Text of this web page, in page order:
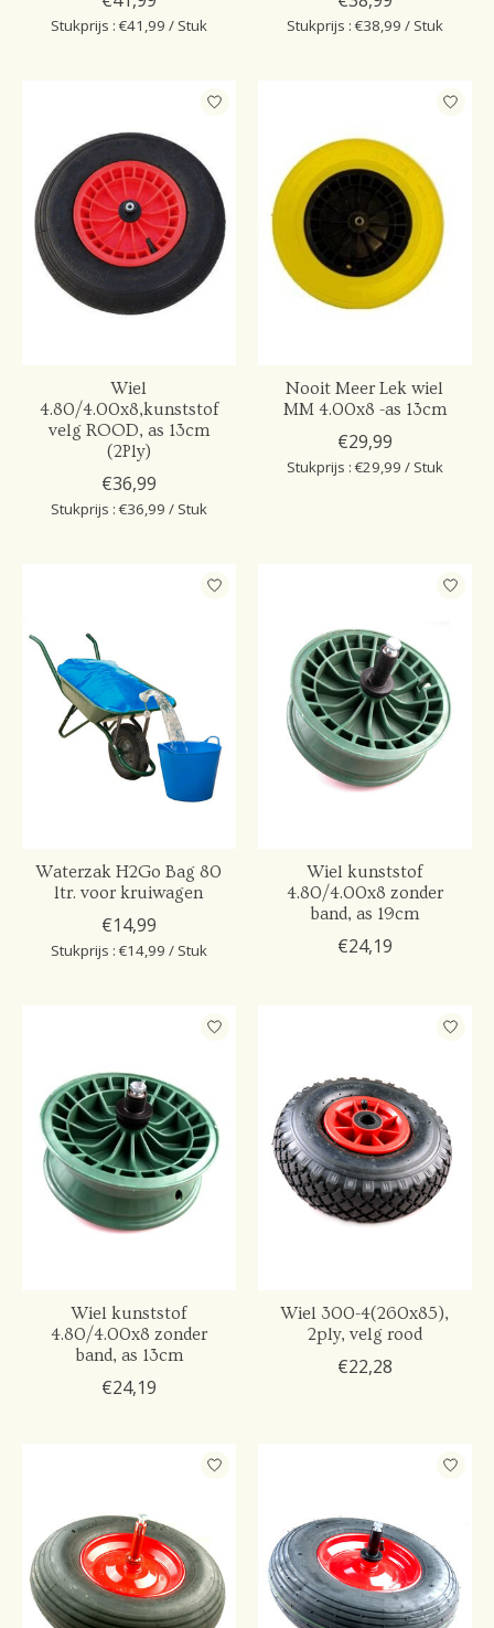
Stukprijs : €41,99 / Stuk Stukprijs : €38,99 / Stuk
Wiel
4.80/4.00x8,kunststof
velg ROOD, as 13cm
(2Ply)
€36,99
Stukprijs : €36,99 / Stuk
Nooit Meer Lek wiel
MM 4.00x8 -as 13cm
€29,99
Stukprijs : €29,99 / Stuk
Waterzak H2Go Bag 80
ltr. voor kruiwagen
€14,99
Stukprijs : €14,99 / Stuk
Wiel kunststof
4.80/4.00x8 zonder
band, as 19cm
€24,19
Wiel kunststof
4.80/4.00x8 zonder
band, as 13cm
€24,19
Wiel 300-4(260x85),
2ply, velg rood
€22,28